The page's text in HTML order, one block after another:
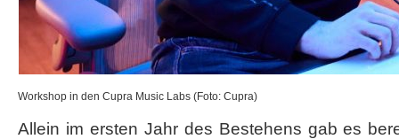
Workshop in den Cupra Music Labs (Foto: Cupra)
Allein im ersten Jahr des Bestehens gab es